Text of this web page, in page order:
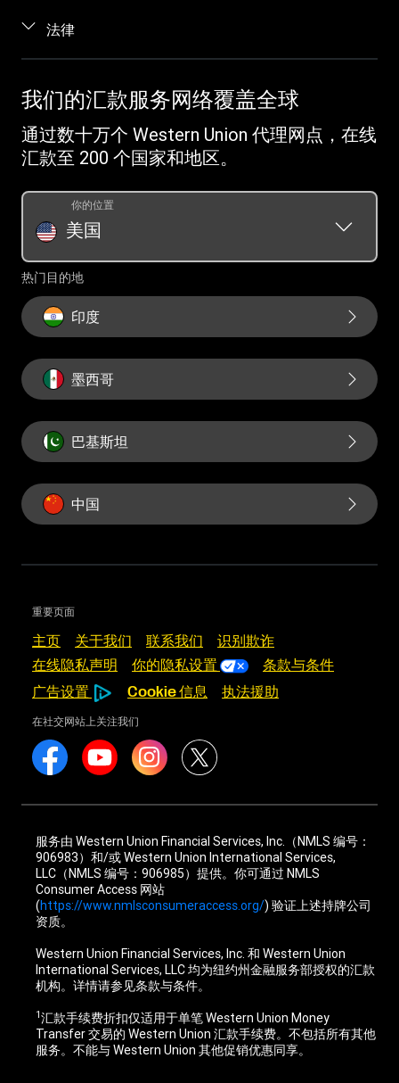
电话汇款
向服刑人员汇款
跟踪汇款
查找网点
货币转换器
汇票
Swift/BIC
职业发展机会
投资者关系
登录 / 注册
加盟代理
客户服务
Western Union Rewards
推荐朋友
Western Union 预付款
汇款历史记录请求
法律
知识产权
在线隐私声明
发起投诉
奖励条款和条件
我们的汇款服务网络覆盖全球
通过数十万个 Western Union 代理网点，在线
汇款至 200 个国家和地区。
美国
你的位置
热门目的地
印度
墨西哥
巴基斯坦
中国
重要页面
主页 关于我们 联系我们
识别欺诈
在线隐私声明
你的隐私设置
条款与条件
广告设置
Cookie 信息 执法援助
在社交网站上关注我们
服务由 Western Union Financial Services, Inc.（NMLS 编号：
906983）和/或 Western Union International Services,
LLC（NMLS 编号：906985）提供。你可通过 NMLS
Consumer Access 网站
(https://www.nmlsconsumeraccess.org/) 验证上述持牌公司
资质。
Western Union Financial Services, Inc. 和 Western Union
International Services, LLC 均为纽约州金融服务部授权的汇款
机构。详情请参见条款与条件。
1汇款手续费折扣仅适用于单笔 Western Union Money
Transfer 交易的 Western Union 汇款手续费。不包括所有其他
服务。不能与 Western Union 其他促销优惠同享。